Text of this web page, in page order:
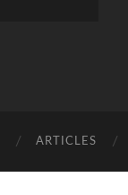
ARTICLES